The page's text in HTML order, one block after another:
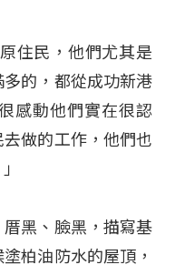
住民，他們尤其是
的，都從成功新港
感動他們實在很認
做的工作，他們也
黑、臉黑，描寫基
柏油防水的屋頂，